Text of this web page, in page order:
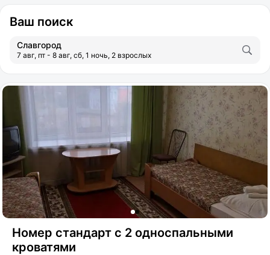
Ваш поиск
Славгород
7 авг, пт - 8 авг, сб, 1 ночь, 2 взрослых
Номер стандарт с 2 односпальными
кроватями